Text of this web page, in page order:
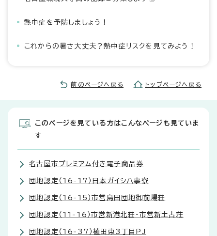
熱中症を予防しましょう！
これからの暑さ大丈夫？熱中症リスクを見てみよう！
前のページへ戻る トップページへ戻る
このページを見ている方はこんなページも見ていま
す
名古屋市プレミアム付き電子商品券
団地認定（16-17）日本ガイシ八事寮
団地認定（16-15）市営島田団地御前場荘
団地認定（11-16）市営新港北荘・市営新土古荘
団地認定（16-37）植田東3丁目PJ